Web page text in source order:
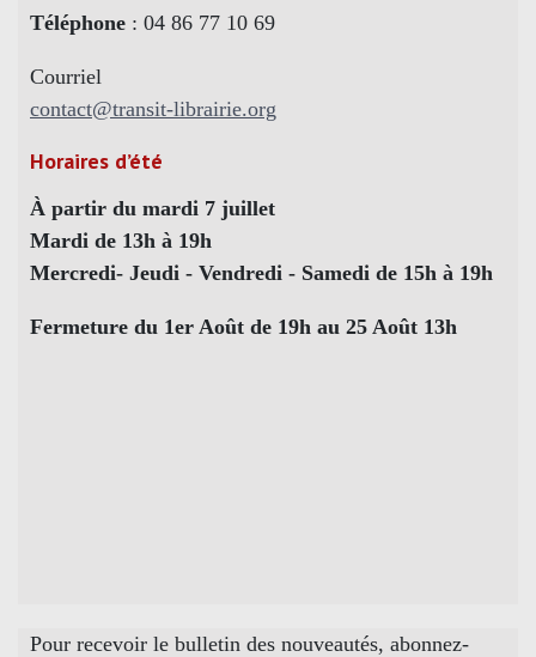
Téléphone : 04 86 77 10 69
Courriel
contact@transit-librairie.org
Horaires d’été
À partir du mardi 7 juillet
Mardi de 13h à 19h
Mercredi- Jeudi - Vendredi - Samedi de 15h à 19h
Fermeture du 1er Août de 19h au 25 Août 13h
Pour recevoir le bulletin des nouveautés, abonnez-